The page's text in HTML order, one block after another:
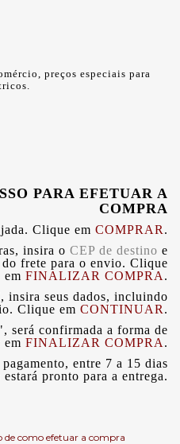
preços especiais para
PARA EFETUAR A
COMPRA
Clique em COMPRAR .
insira o CEP de destino e
frete para o envio. Clique
em FINALIZAR COMPRA .
insira seus dados, incluindo
Clique em CONTINUAR .
será confirmada a forma de
em FINALIZAR COMPRA .
entre 7 a 15 dias
pronto para a entrega.
de como efetuar a compra